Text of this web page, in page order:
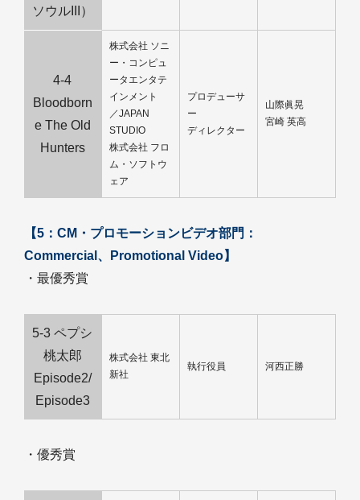
ソウルIII）
4-4
Bloodborn
e The Old
Hunters
株式会社 ソニ
ー・コンピュ
ータエンタテ
インメント
／JAPAN
STUDIO
株式会社 フロ
ム・ソフトウ
ェア
プロデューサ
ー
ディレクター
山際眞晃
宮崎 英高
【5：CM・プロモーションビデオ部門：
Commercial、Promotional Video】
・最優秀賞
5-3 ペプシ
桃太郎
Episode2/
Episode3
株式会社 東北
新社
執行役員 河西正勝
・優秀賞